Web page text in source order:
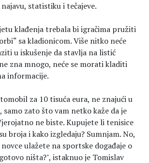
statistiku i tečajeve.
klađenja trebala bi igračima pružiti
sa kladionicom. Više nitko neće
u iskušenje da stavlja na listić
zna mnogo, neće se morati kladiti
informacije.
za 10 tisuća eura, ne znajući u
samo zato što vam netko kaže da je
ne biste. Kupujete li tenisice
broja i kako izgledaju? Sumnjam. No,
ulažete na sportske događaje o
ništa?", istaknuo je Tomislav